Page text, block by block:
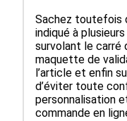
Sachez toutefois
indiqué à
survolant le carré
maquette de
l’article et enfin
d’éviter toute
personnalisation
commande en